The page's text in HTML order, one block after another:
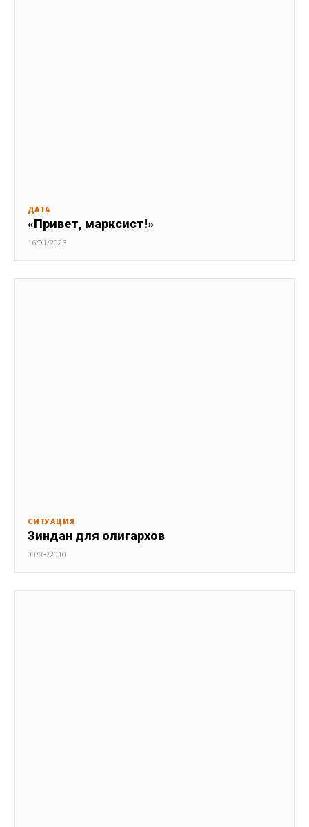
ДАТА
«Привет, марксист!»
16/01/2026
СИТУАЦИЯ
Зиндан для олигархов
09/03/2010